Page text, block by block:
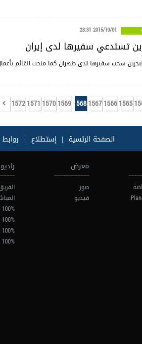
2015/10/01 23:31
تستدعي سفيرها لدى إيران
1565
1566
1567
1568
1569
1570
1571
1572
الصفحة الرئسية | إستطلاع |
معرض
صور
فيديو
راديو
100% Tounsi Web Radio
100% Gold Web Radio
100% Clubbing Web Radio
100% Hit Web Radio